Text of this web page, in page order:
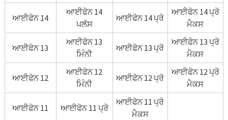
ਆਈਫੋਨ 14
ਆਈਫੋਨ 14
ਪਲੱਸ
ਆਈਫੋਨ 14 ਪ੍ਰੋ
ਆਈਫੋਨ 14 ਪ੍ਰੋ
ਮੈਕਸ
ਆਈਫੋਨ 13
ਆਈਫੋਨ 13
ਮਿੰਨੀ
ਆਈਫੋਨ 13 ਪ੍ਰੋ
ਆਈਫੋਨ 13 ਪ੍ਰੋ
ਮੈਕਸ
ਆਈਫੋਨ 12
ਆਈਫੋਨ 12
ਮਿੰਨੀ
ਆਈਫੋਨ 12 ਪ੍ਰੋ
ਆਈਫੋਨ 12 ਪ੍ਰੋ
ਮੈਕਸ
ਆਈਫੋਨ 11 ਆਈਫੋਨ 11 ਪ੍ਰੋ
ਆਈਫੋਨ 11 ਪ੍ਰੋ
ਮੈਕਸ